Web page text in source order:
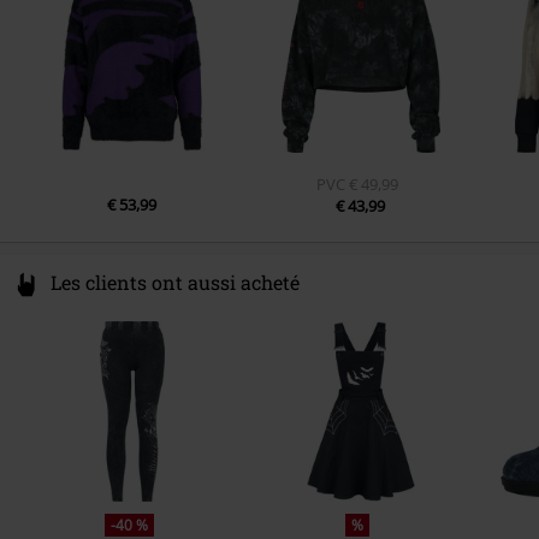
€ 53,99
PVC € 49,99
€ 43,99
Les clients ont aussi acheté
-40 % %